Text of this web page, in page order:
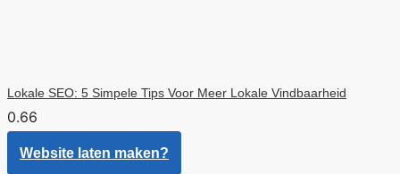
Lokale SEO: 5 Simpele Tips Voor Meer Lokale Vindbaarheid
Website laten maken?